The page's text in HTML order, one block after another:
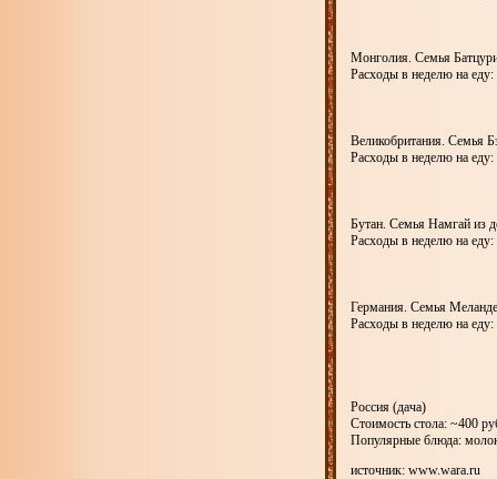
Монголия. Семья
Расходы в неделю на
Великобритания. Семья
Расходы в неделю на
Бутан. Семья Намгай из
Расходы в неделю на
Германия. Семья
Расходы в неделю на
Россия (дача)
Стоимость стола: ~400
Популярные блюда:
источник: www.wara.ru